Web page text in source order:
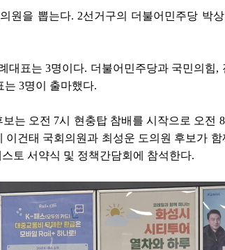
원을 뽑는다. 2선거구의 더불어민주당 박
대표는 3명이다. 더불어민주당과 국민의힘,
는 3명이 출마했다.
는 오전 7시 현충탑 참배를 시작으로 오전
건태 국회의원과 최성운 도의원 후보가 함
토 서약식 및 정책간담회에 참석한다.